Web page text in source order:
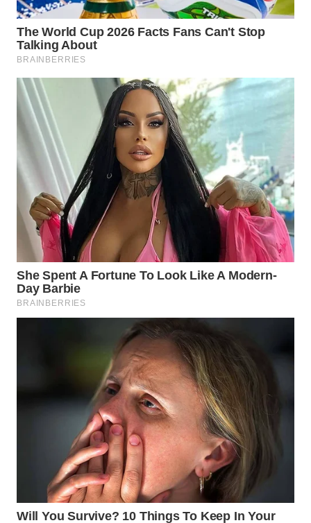
SIMALUNGUN
WN
LABUHANBATU
WN
TAPANULI
TENGAH
WN DELI
SERDANG
WN
TEBING
TINGGI
WN
PAKPAK
WN
DEPOK